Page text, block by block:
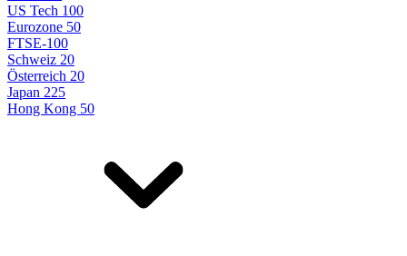
US Tech 100
Eurozone 50
FTSE-100
Schweiz 20
Österreich 20
Japan 225
Hong Kong 50